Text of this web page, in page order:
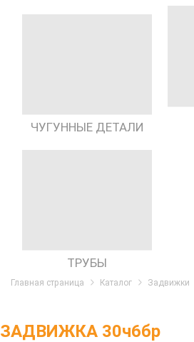
ЧУГУННЫЕ ДЕТАЛИ
ТРУБЫ
Главная страница Каталог Задвижки
ЗАДВИЖКА 30ч6бр